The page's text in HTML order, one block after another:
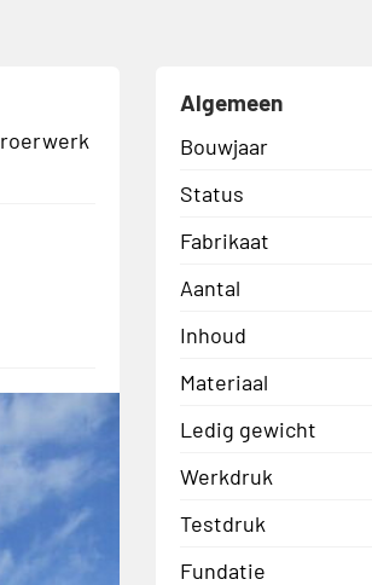
Algemeen
Bouwjaar
Status
Fabrikaat
Aantal
Inhoud
Materiaal
Ledig gewicht
Werkdruk
Testdruk
Fundatie